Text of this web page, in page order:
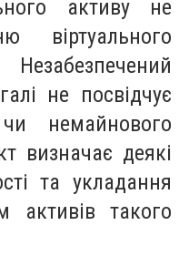
активу не
віртуального
не посвідчує
немайнового
визначає деякі
та укладання
активів такого